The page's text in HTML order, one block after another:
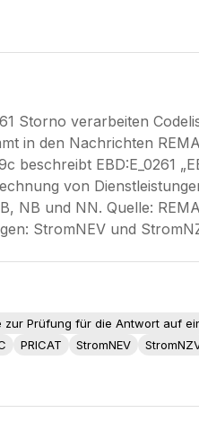
Storno verarbeiten
in den Nachrichten
beschreibt EBD:E_0261
von
NB und NN. Quelle:
StromNEV und
zur Prüfung für die Antwort auf
PRICAT StromNEV